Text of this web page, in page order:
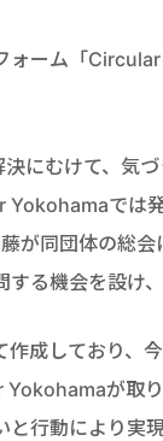
ォーム「
にむけて、気
では
が同団体の総
る機会を設け、
成しており、
Yokohamaが取
行動により実